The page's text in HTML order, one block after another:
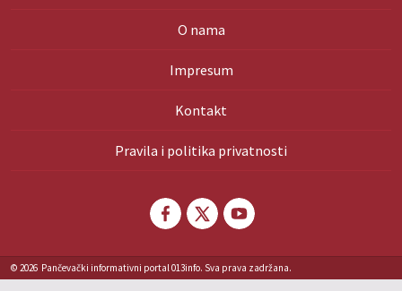
O nama
Impresum
Kontakt
Pravila i politika privatnosti
© 2026 Pančevački informativni portal 013info. Sva prava zadržana.